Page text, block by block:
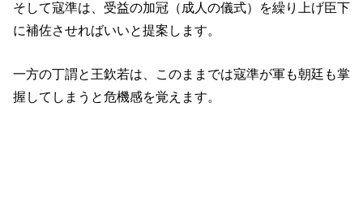
そして寇準は、受益の加冠（成人の儀式）を繰り上げ臣下
に補佐させればいいと提案します。
一方の丁謂と王欽若は、このままでは寇準が軍も朝廷も掌
握してしまうと危機感を覚えます。